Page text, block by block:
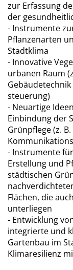
zur Erfassung
der
- Instrumente
Pflanzenarten
Stadtklima
- Innovative
urbanen Raum
steuerung)
- Neuartige
Einbindung der
Grünpflege (z.
- Instrumente
Erstellung und
städtischen
Flächen, die
unterliegen
- Entwicklung
integrierte und
Gartenbau im
Klimaresilienz